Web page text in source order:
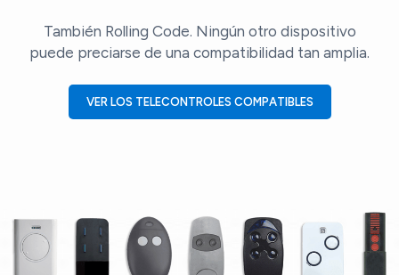
También Rolling Code. Ningún otro dispositivo
puede preciarse de una compatibilidad tan amplia.
VER LOS TELECONTROLES COMPATIBLES